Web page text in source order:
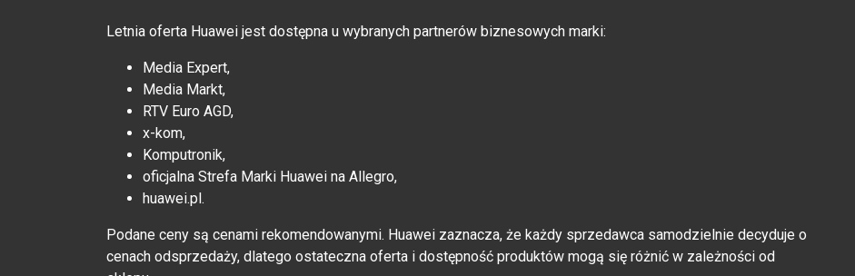
Letnia oferta Huawei jest dostępna u wybranych partnerów biznesowych marki:
Media Expert,
Media Markt,
RTV Euro AGD,
x-kom,
Komputronik,
oficjalna Strefa Marki Huawei na Allegro,
huawei.pl.
Podane ceny są cenami rekomendowanymi. Huawei zaznacza, że każdy sprzedawca samodzielnie decyduje o
cenach odsprzedaży, dlatego ostateczna oferta i dostępność produktów mogą się różnić w zależności od